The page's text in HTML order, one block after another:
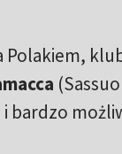
Polakiem,
bardzo